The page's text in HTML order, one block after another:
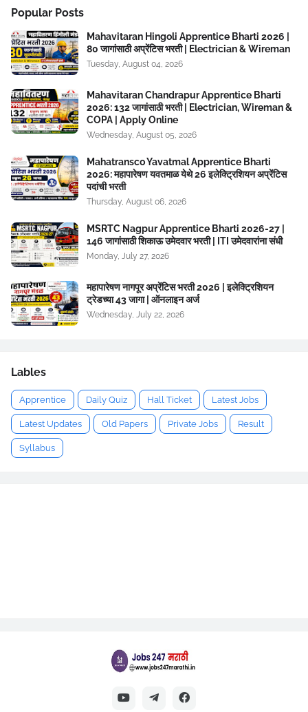
Popular Posts
Mahavitaran Hingoli Apprentice Bharti 2026 |
80 जागांसाठी अप्रेंटिस भरती | Electrician & Wireman
Tuesday, August 04, 2026
Mahavitaran Chandrapur Apprentice Bharti
2026: 132 जागांसाठी भरती | Electrician, Wireman &
COPA | Apply Online
Wednesday, August 05, 2026
Mahatransco Yavatmal Apprentice Bharti
2026: महापारेषण यवतमाळ येथे 26 इलेक्ट्रिशियन अप्रेंटिस
पदांची भरती
Thursday, August 06, 2026
MSRTC Nagpur Apprentice Bharti 2026-27 |
146 जागांसाठी शिकाऊ उमेदवार भरती | ITI उमेदवारांना संधी
Monday, July 27, 2026
महापारेषण नागपूर अप्रेंटिस भरती 2026 | इलेक्ट्रिशियन
ट्रेडच्या 43 जागा | ऑनलाइन अर्ज
Wednesday, July 22, 2026
Lables
Apprentice Daily Quiz Hall Ticket Latest Jobs
Latest Updates Old Papers Private Jobs Result
Syllabus